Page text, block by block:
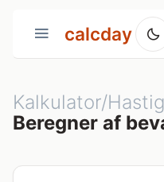
calcday
Kalkulator/
Beregner af